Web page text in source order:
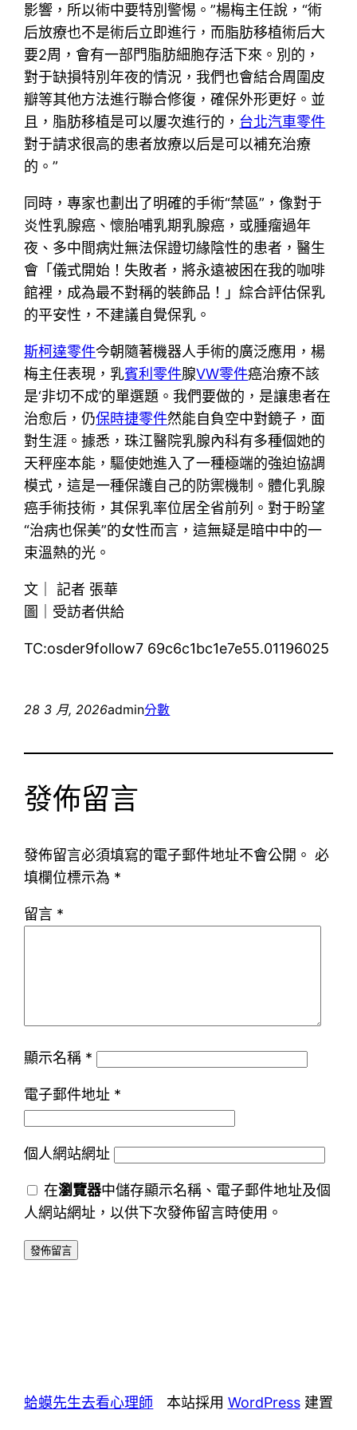
影響，所以術中要特別警惕。”楊梅主任說，“術
后放療也不是術后立即進行，而脂肪移植術后大
要2周，會有一部門脂肪細胞存活下來。別的，
對于缺損特別年夜的情況，我們也會結合周圍皮
瓣等其他方法進行聯合修復，確保外形更好。並
且，脂肪移植是可以屢次進行的， 台北汽車零件
對于請求很高的患者放療以后是可以補充治療
的。”
同時，專家也劃出了明確的手術“禁區”，像對于
炎性乳腺癌、懷胎哺乳期乳腺癌，或腫瘤過年
夜、多中間病灶無法保證切緣陰性的患者，醫生
會「儀式開始！失敗者，將永遠被困在我的咖啡
館裡，成為最不對稱的裝飾品！」綜合評估保乳
的平安性，不建議自覺保乳。
斯柯達零件今朝隨著機器人手術的廣泛應用，楊
梅主任表現，乳賓利零件腺VW零件癌治療不該
是‘非切不成’的單選題。我們要做的，是讓患者在
治愈后，仍保時捷零件然能自負空中對鏡子，面
對生涯。據悉，珠江醫院乳腺內科有多種個她的
天秤座本能，驅使她進入了一種極端的強迫協調
模式，這是一種保護自己的防禦機制。體化乳腺
癌手術技術，其保乳率位居全省前列。對于盼望
“治病也保美”的女性而言，這無疑是暗中中的一
束溫熱的光。
文｜ 記者 張華
圖｜受訪者供給
TC:osder9follow7 69c6c1bc1e7e55.01196025
28 3 月, 2026admin分數
發佈留言
發佈留言必須填寫的電子郵件地址不會公開。 必
填欄位標示為 *
留言 *
顯示名稱 *
電子郵件地址 *
個人網站網址
在瀏覽器中儲存顯示名稱、電子郵件地址及個
人網站網址，以供下次發佈留言時使用。
蛤蟆先生去看心理師 本站採用 WordPress建置